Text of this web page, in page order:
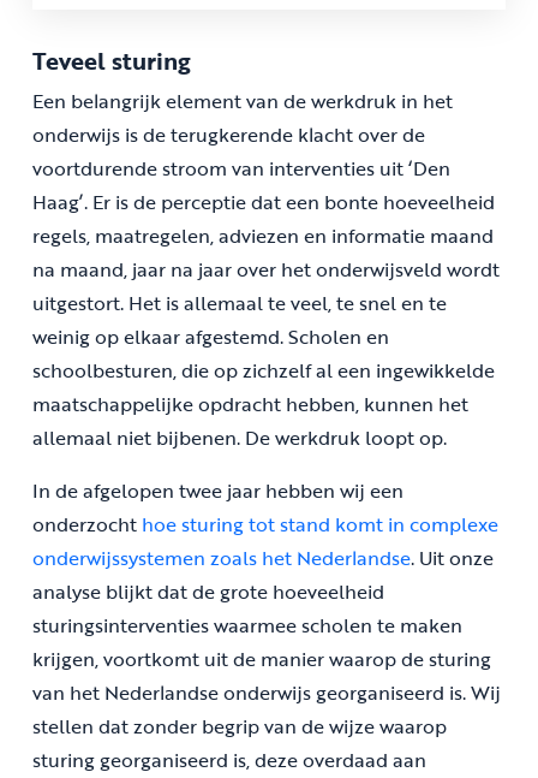
Teveel sturing
Een belangrijk element van de werkdruk in het
onderwijs is de terugkerende klacht over de
voortdurende stroom van interventies uit ‘Den
Haag’. Er is de perceptie dat een bonte hoeveelheid
regels, maatregelen, adviezen en informatie maand
na maand, jaar na jaar over het onderwijsveld wordt
uitgestort. Het is allemaal te veel, te snel en te
weinig op elkaar afgestemd. Scholen en
schoolbesturen, die op zichzelf al een ingewikkelde
maatschappelijke opdracht hebben, kunnen het
allemaal niet bijbenen. De werkdruk loopt op.
In de afgelopen twee jaar hebben wij een
onderzocht hoe sturing tot stand komt in complexe
onderwijssystemen zoals het Nederlandse. Uit onze
analyse blijkt dat de grote hoeveelheid
sturingsinterventies waarmee scholen te maken
krijgen, voortkomt uit de manier waarop de sturing
van het Nederlandse onderwijs georganiseerd is. Wij
stellen dat zonder begrip van de wijze waarop
sturing georganiseerd is, deze overdaad aan